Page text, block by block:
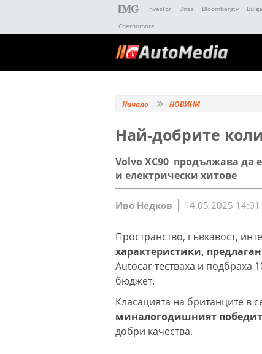
Investor Dnes Bloombergtv
Chernomore
Начало НОВИНИ
Най-добрите
Volvo XC90 продължава да
и електрически хитове
Иво Недков 14.05.2025 14:01
Пространство, гъвкавост,
характеристики,
Autocar тестваха и подбраха
бюджет.
Класацията на британците в
миналогодишният
добри качества.